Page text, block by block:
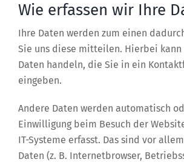
Wie erfassen wir Ihre
Ihre Daten werden zum einen
Sie uns diese mitteilen. Hierbei kann
Daten handeln, die Sie in ein
eingeben.
Andere Daten werden automatisch
Einwilligung beim Besuch der
IT-Systeme erfasst. Das sind vor
Daten (z. B. Internetbrowser,